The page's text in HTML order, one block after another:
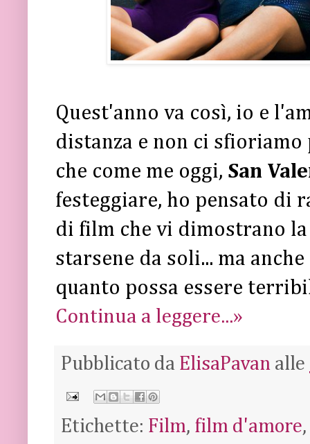
Quest'anno va così, io e
distanza e non ci
che come me oggi, San
festeggiare, ho pensato di
di film che vi dimostrano
starsene da soli... ma
quanto possa essere
Continua a leggere...»
Pubblicato da ElisaPavan alle
Etichette: Film, film d'amore,